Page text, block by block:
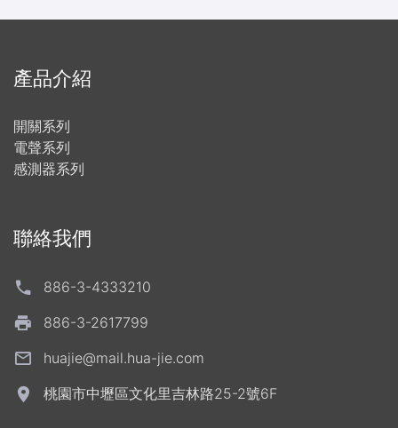
產品介紹
開關系列
電聲系列
感測器系列
聯絡我們
886-3-4333210
886-3-2617799
huajie@mail.hua-jie.com
桃園市中壢區文化里吉林路25-2號6F